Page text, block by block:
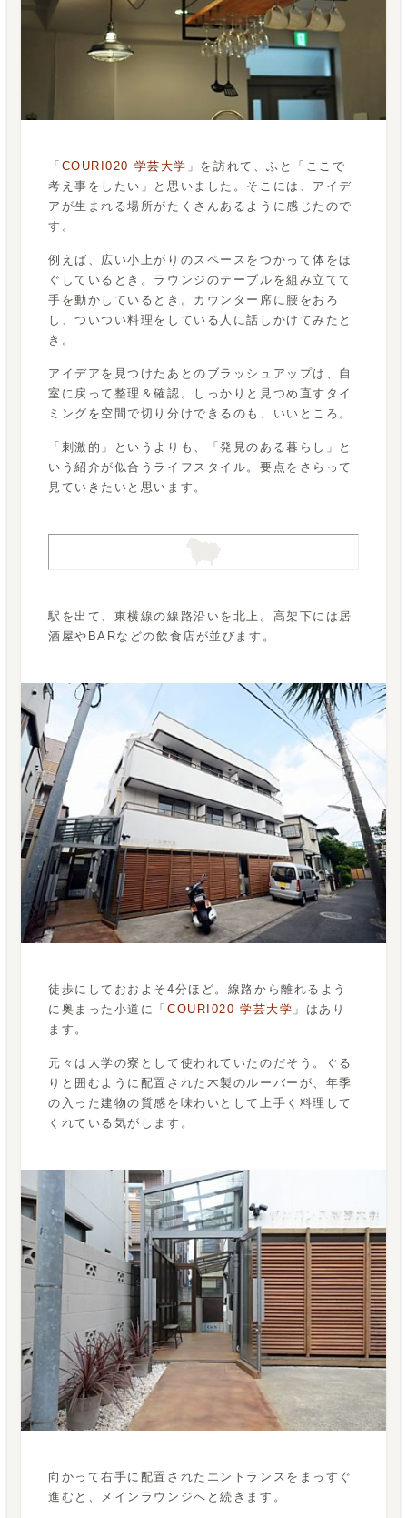
「 COURI020 学芸大学 」を訪れて、ふと「ここで
考え事をしたい」と思いました。そこには、アイデ
アが生まれる場所がたくさんあるように感じたので
す。
例えば、広い小上がりのスペースをつかって体をほ
ぐしているとき。ラウンジのテーブルを組み立てて
手を動かしているとき。カウンター席に腰をおろ
し、ついつい料理をしている人に話しかけてみたと
き。
アイデアを見つけたあとのブラッシュアップは、自
室に戻って整理＆確認。しっかりと見つめ直すタイ
ミングを空間で切り分けできるのも、いいところ。
「刺激的」というよりも、「発見のある暮らし」と
いう紹介が似合うライフスタイル。要点をさらって
見ていきたいと思います。
駅を出て、東横線の線路沿いを北上。高架下には居
酒屋やBARなどの飲食店が並びます。
徒歩にしておおよそ4分ほど。線路から離れるよう
に奥まった小道に「COURI020 学芸大学 」はあり
ます。
元々は大学の寮として使われていたのだそう。ぐる
りと囲むように配置された木製のルーバーが、年季
の入った建物の質感を味わいとして上手く料理して
くれている気がします。
向かって右手に配置されたエントランスをまっすぐ
進むと、メインラウンジへと続きます。